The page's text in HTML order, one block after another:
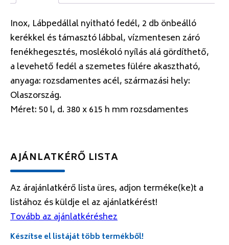
Inox, Lábpedállal nyitható fedél, 2 db önbeálló
kerékkel és támasztó lábbal, vízmentesen záró
fenékhegesztés, moslékoló nyílás alá gördíthető,
a levehető fedél a szemetes fülére akasztható,
anyaga: rozsdamentes acél, származási hely:
Olaszország.
Méret: 50 l, d. 380 x 615 h mm rozsdamentes
AJÁNLATKÉRŐ LISTA
Az árajánlatkérő lista üres, adjon terméke(ke)t a
listához és küldje el az ajánlatkérést!
Tovább az ajánlatkéréshez
Készítse el listáját több termékből!